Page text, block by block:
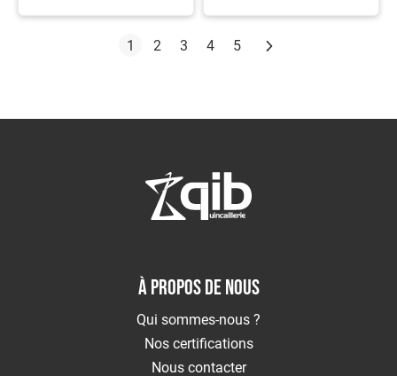
Vous lisez actuellement la page
1 Page
2 Page
3 Page
4 Page
5 Page
Suivant
À PROPOS DE NOUS
Qui sommes-nous ?
Nos certifications
Nous contacter